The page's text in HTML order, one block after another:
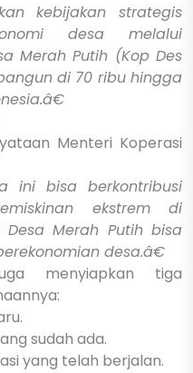
kebijakan strategis
desa melalui
Merah Putih (Kop Des
di 70 ribu hingga
Menteri Koperasi
ini bisa berkontribusi
ekstrem di
Desa Merah Putih bisa
desa.â€
menyiapkan tiga
sudah ada.
yang telah berjalan.